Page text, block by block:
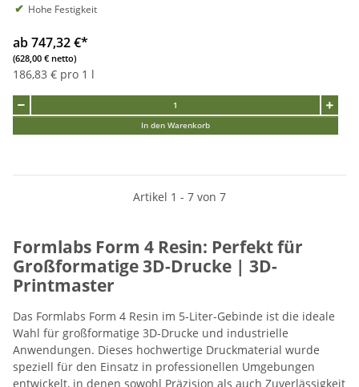
Hohe Festigkeit
ab 747,32 €*
(628,00 € netto)
186,83 € pro 1 l
In den Warenkorb
Artikel 1 - 7 von 7
Formlabs Form 4 Resin: Perfekt für
Großformatige 3D-Drucke | 3D-
Printmaster
Das Formlabs Form 4 Resin im 5-Liter-Gebinde ist die ideale
Wahl für großformatige 3D-Drucke und industrielle
Anwendungen. Dieses hochwertige Druckmaterial wurde
speziell für den Einsatz in professionellen Umgebungen
entwickelt, in denen sowohl Präzision als auch Zuverlässigkeit